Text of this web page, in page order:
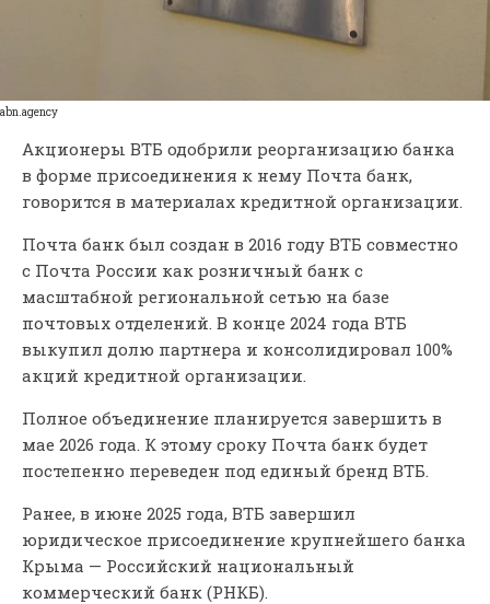
abn.agency
Акционеры ВТБ одобрили реорганизацию банка
в форме присоединения к нему Почта банк,
говорится в материалах кредитной организации.
Почта банк был создан в 2016 году ВТБ совместно
с Почта России как розничный банк с
масштабной региональной сетью на базе
почтовых отделений. В конце 2024 года ВТБ
выкупил долю партнера и консолидировал 100%
акций кредитной организации.
Полное объединение планируется завершить в
мае 2026 года. К этому сроку Почта банк будет
постепенно переведен под единый бренд ВТБ.
Ранее, в июне 2025 года, ВТБ завершил
юридическое присоединение крупнейшего банка
Крыма — Российский национальный
коммерческий банк (РНКБ).